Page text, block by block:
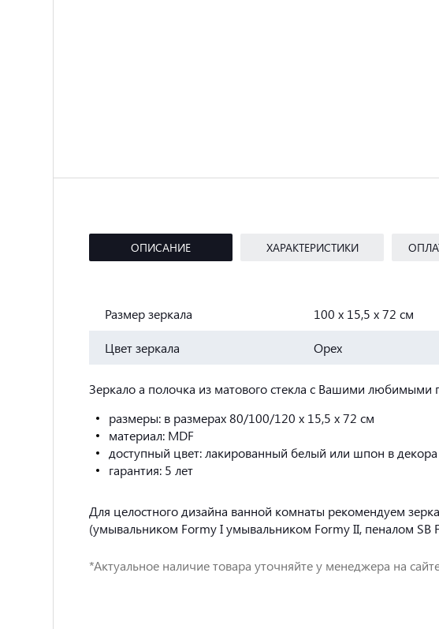
ОПИСАНИЕ ХАРАКТЕРИСТИКИ
Размер зеркала 100 x 15,5 x 72 см
Цвет зеркала Орех
Зеркало а полочка из матового стекла с Вашими любимыми
размеры: в размерах 80/100/120 x 15,5 x 72 см
материал: MDF
доступный цвет: лакированный белый или шпон в декора
гарантия: 5 лет
Для целостного дизайна ванной комнаты рекомендуем
(умывальником Formy I умывальником Formy II, пеналом SB
*Актуальное наличие товара уточняйте у менеджера на